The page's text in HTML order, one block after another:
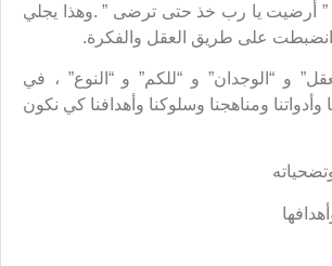
” أرضيت يا رب خذ حتى ترضى ” .وهذا يجلي
انضبطت على طريق العقل والفكرة.
و “الوجدان” و “للكم” و “النوع” ، في
وأدواتنا ومناهجنا وسلوكنا وأهدافنا كي نكون